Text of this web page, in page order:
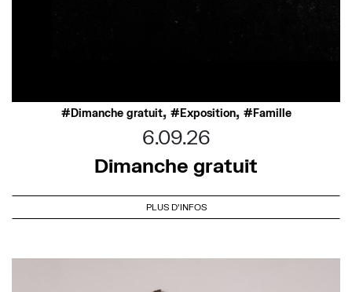
Dimanche gratuit, Exposition, Famille
6.09.26
Dimanche gratuit
PLUS D'INFOS